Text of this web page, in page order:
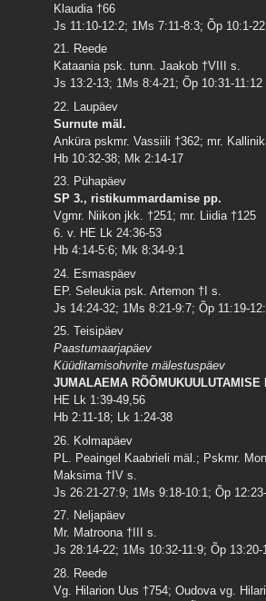
Klaudia †66
Js 11:10-12:2; 1Ms 7:11-8:3; Õp 10:1-22
21. Reede
Kataania psk. tunn. Jaakob †VIII s.
Js 13:2-13; 1Ms 8:4-21; Õp 10:31-11:12
22. Laupäev
Surnute mäl.
Anküra pskmr. Vassiili †362; mr.
Hb 10:32-38; Mk 2:14-17
23. Pühapäev
SP 3., ristikummardamise pp.
Vgmr. Niikon jkk. †251; mr. Liidia †125
6. v. HE Lk 24:36-53
Hb 4:14-5:6; Mk 8:34-9:1
24. Esmaspäev
EP. Seleukia psk. Artemon †I s.
Js 14:24-32; 1Ms 8:21-9:7; Õp 11:19-
25. Teisipäev
Paastumaarjapäev
Küüditamisohvrite mälestuspäev
JUMALAEMA RÕÕMUKUULUTAMISE
HE Lk 1:39-49,56
Hb 2:11-18; Lk 1:24-38
26. Kolmapäev
PL. Peaingel Kaabrieli mäl.; Pskmr.
Maksima †IV s.
Js 26:21-27:9; 1Ms 9:18-10:1; Õp
27. Neljapäev
Mr. Matroona †III s.
Js 28:14-22; 1Ms 10:32-11:9; Õp 13:20-
28. Reede
Vg. Hilarion Uus †754; Oudova vg.